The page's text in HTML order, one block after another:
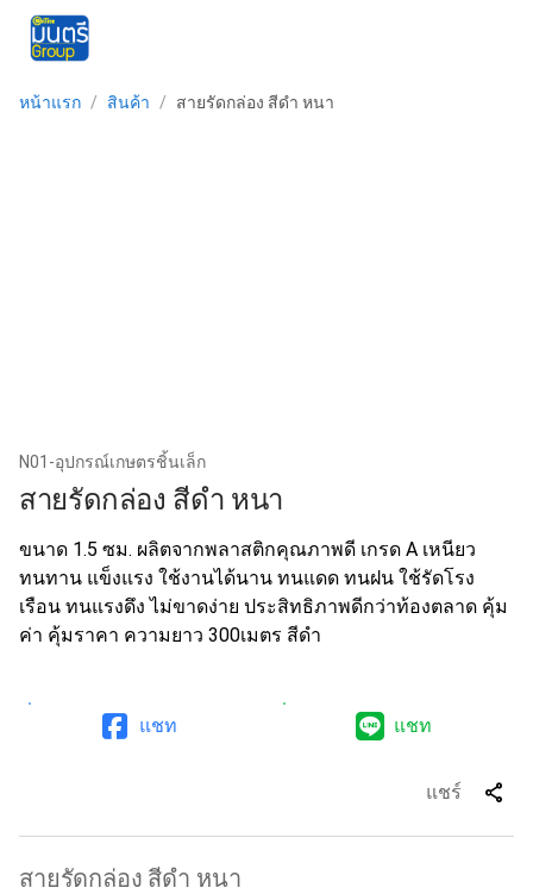
หน้าแรก / สินค้า / สายรัดกล่อง สีดำ หนา
N01-อุปกรณ์เกษตรชิ้นเล็ก
สายรัดกล่อง สีดำ หนา
ขนาด 1.5 ซม. ผลิตจากพลาสติกคุณภาพดี เกรด A เหนียว
ทนทาน แข็งแรง ใช้งานได้นาน ทนแดด ทนฝน ใช้รัดโรง
เรือน ทนแรงดึง ไม่ขาดง่าย ประสิทธิภาพดีกว่าท้องตลาด คุ้ม
ค่า คุ้มราคา ความยาว 300เมตร สีดำ
แชท แชท
แชร์ share
สายรัดกล่อง สีดำ หนา